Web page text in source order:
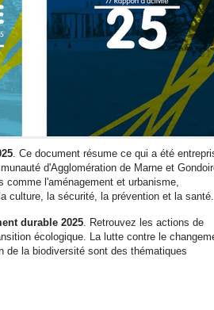
. Ce document résume ce qui a été
d'Agglomération de Marne et
comme l'aménagement et urbanisme,
culture, la sécurité, la prévention et la santé.
durable 2025. Retrouvez les actions de
écologique. La lutte contre le
de la biodiversité sont des thématiques